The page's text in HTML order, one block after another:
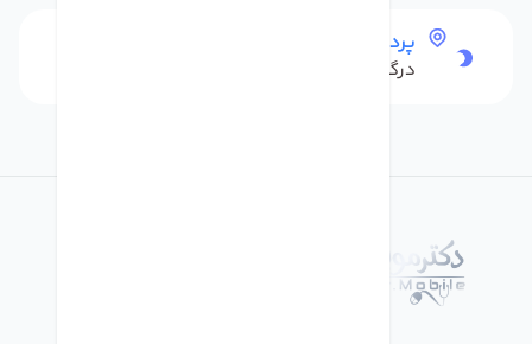
پرداخت امن
درگاه بانکی شاپرک